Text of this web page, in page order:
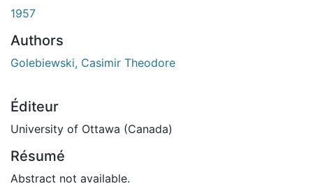
1957
Authors
Golebiewski, Casimir Theodore
Éditeur
University of Ottawa (Canada)
Résumé
Abstract not available.